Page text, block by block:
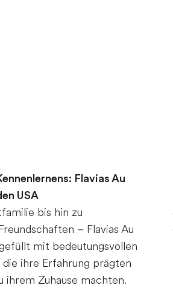
Flavias Au
USA
bis hin zu
– Flavias Au
mit bedeutungsvollen
die ihre Erfahrung prägten
ihrem Zuhause machten.